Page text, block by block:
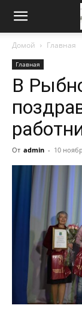
Новости
Домой Главная
Главная
В
От admin - 10